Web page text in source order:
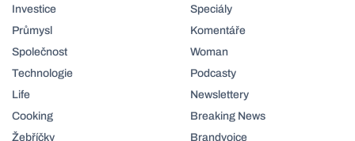
Investice
Průmysl
Společnost
Technologie
Life
Cooking
Žebříčky
Speciály
Komentáře
Woman
Podcasty
Newslettery
Breaking News
Brandvoice